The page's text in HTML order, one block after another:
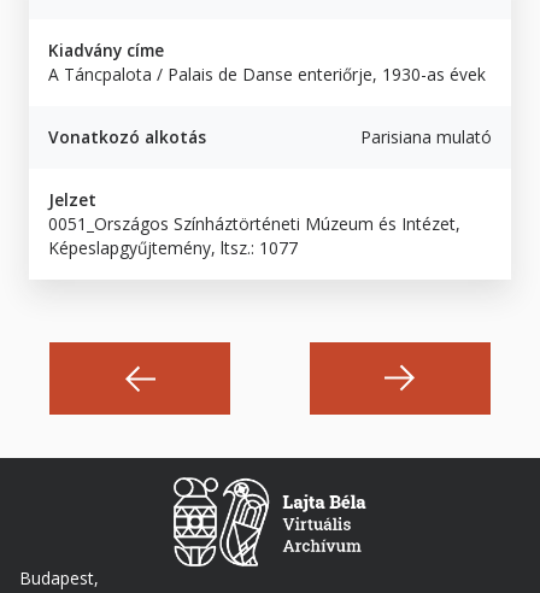
Kiadvány címe
A Táncpalota / Palais de Danse enteriőrje, 1930-as évek
Vonatkozó alkotás Parisiana mulató
Jelzet
0051_Országos Színháztörténeti Múzeum és Intézet,
Képeslapgyűjtemény, ltsz.: 1077
Budapest,